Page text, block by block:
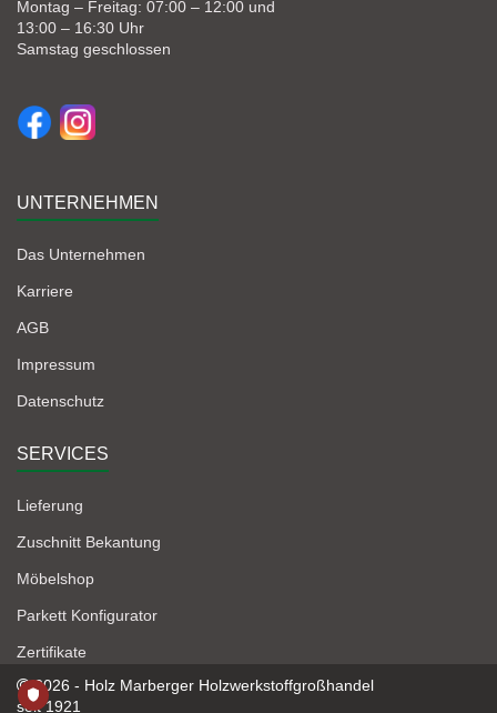
Montag – Freitag: 07:00 – 12:00 und
13:00 – 16:30 Uhr
Samstag geschlossen
UNTERNEHMEN
Das Unternehmen
Karriere
AGB
Impressum
Datenschutz
SERVICES
Lieferung
Zuschnitt Bekantung
Möbelshop
Parkett Konfigurator
Zertifikate
2026 - Holz Marberger Holzwerkstoffgroßhandel
seit 1921